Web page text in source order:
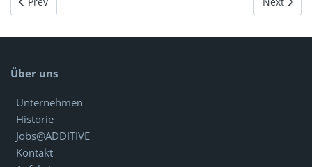
Über uns
Unternehmen
Historie
Jobs@ADDITIVE
Kontakt